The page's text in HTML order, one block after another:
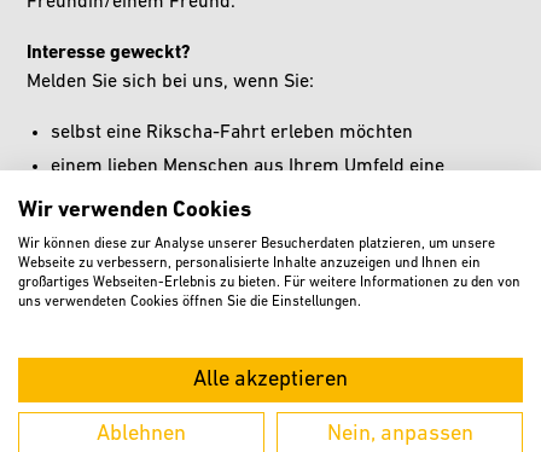
Interesse geweckt?
Melden Sie sich bei uns, wenn Sie:
selbst eine Rikscha-Fahrt erleben möchten
einem lieben Menschen aus Ihrem Umfeld eine
Wie buche ich eine Fahrt mit der Rikscha "Sabine"?
Buchen Sie Ihre Ausflugsfahrt mit der
städtischen Rikscha "Sabine" ganz einfach online über die
verl.volumap.de/radeln-ohne-alteroder direkt mit
Ihrem Smartphone in der App-Version „VoluMap".
Rikscha-Pilot/Pilotin werden
Wir verwenden Cookies
Wir können diese zur Analyse unserer Besucherdaten platzieren, um unsere
Webseite zu verbessern, personalisierte Inhalte anzuzeigen und Ihnen ein
großartiges Webseiten-Erlebnis zu bieten. Für weitere Informationen zu den von
uns verwendeten Cookies öffnen Sie die Einstellungen.
Alle akzeptieren
Ablehnen Nein, anpassen